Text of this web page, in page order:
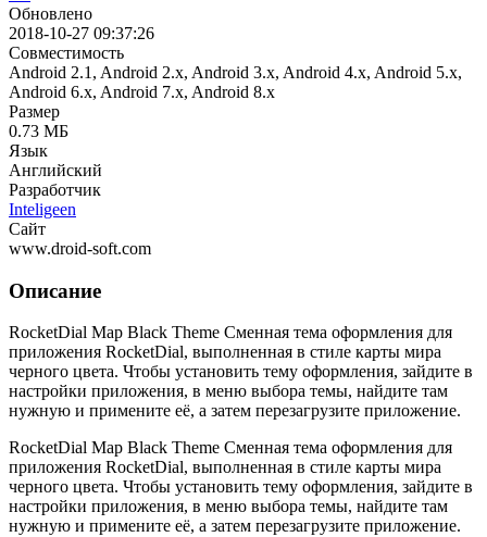
Обновлено
2018-10-27 09:37:26
Совместимость
Android 2.1, Android 2.x, Android 3.x, Android 4.x, Android 5.x,
Android 6.x, Android 7.x, Android 8.x
Размер
0.73 МБ
Язык
Английский
Разработчик
Inteligeen
Сайт
www.droid-soft.com
Описание
RocketDial Map Black Theme Сменная тема оформления для
приложения RocketDial, выполненная в стиле карты мира
черного цвета. Чтобы установить тему оформления, зайдите в
настройки приложения, в меню выбора темы, найдите там
нужную и примените её, а затем перезагрузите приложение.
RocketDial Map Black Theme Сменная тема оформления для
приложения RocketDial, выполненная в стиле карты мира
черного цвета. Чтобы установить тему оформления, зайдите в
настройки приложения, в меню выбора темы, найдите там
нужную и примените её, а затем перезагрузите приложение.